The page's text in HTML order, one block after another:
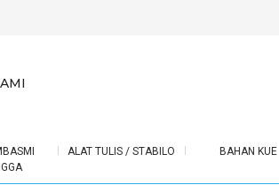
ALAT TULIS / STABILO BAHAN KUE